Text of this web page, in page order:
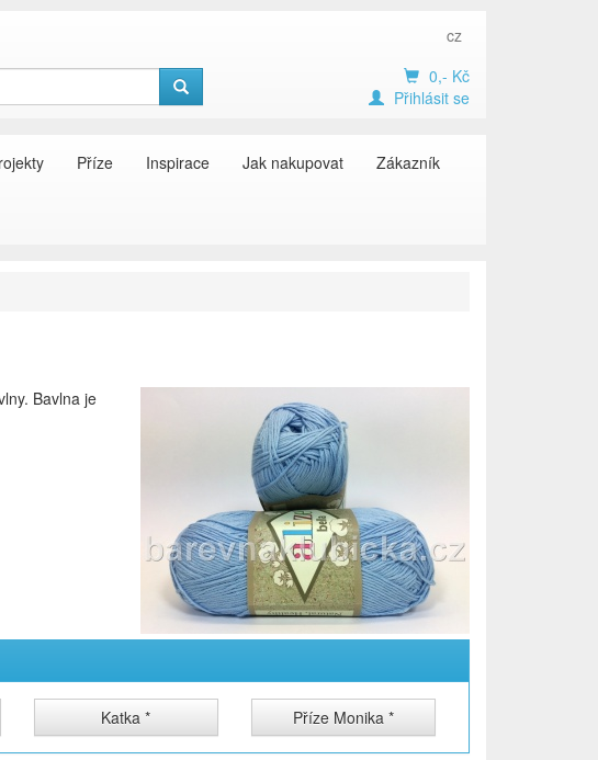
cz
0,- Kč
Přihlásit se
Příze Inspirace Jak nakupovat Zákazník
Bavlna je
Katka * Příze Monika *